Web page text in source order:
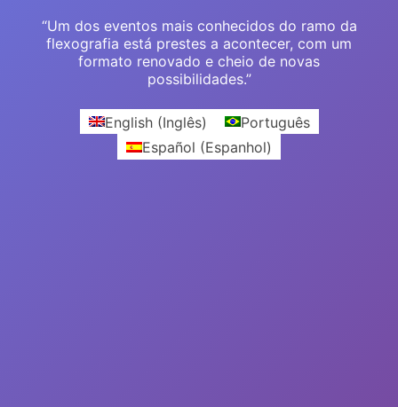
“Um dos eventos mais conhecidos do ramo da
flexografia está prestes a acontecer, com um
formato renovado e cheio de novas
possibilidades.”
English(Inglês)
Português
Español (Espanhol)